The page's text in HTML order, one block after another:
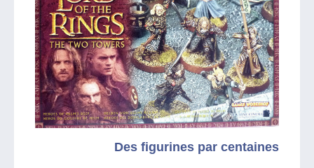
Des figurines par centaines